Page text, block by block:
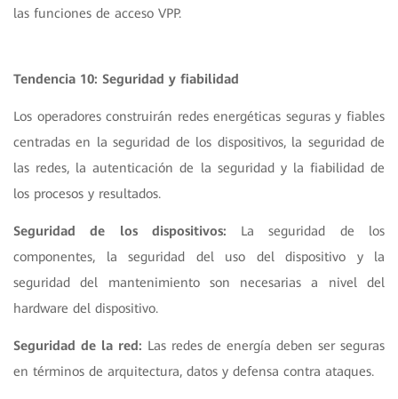
las funciones de acceso VPP.
Tendencia 10: Seguridad y fiabilidad
Los operadores construirán redes energéticas seguras y fiables
centradas en la seguridad de los dispositivos, la seguridad de
las redes, la autenticación de la seguridad y la fiabilidad de
los procesos y resultados.
Seguridad de los dispositivos: La seguridad de los
componentes, la seguridad del uso del dispositivo y la
seguridad del mantenimiento son necesarias a nivel del
hardware del dispositivo.
Seguridad de la red: Las redes de energía deben ser seguras
en términos de arquitectura, datos y defensa contra ataques.